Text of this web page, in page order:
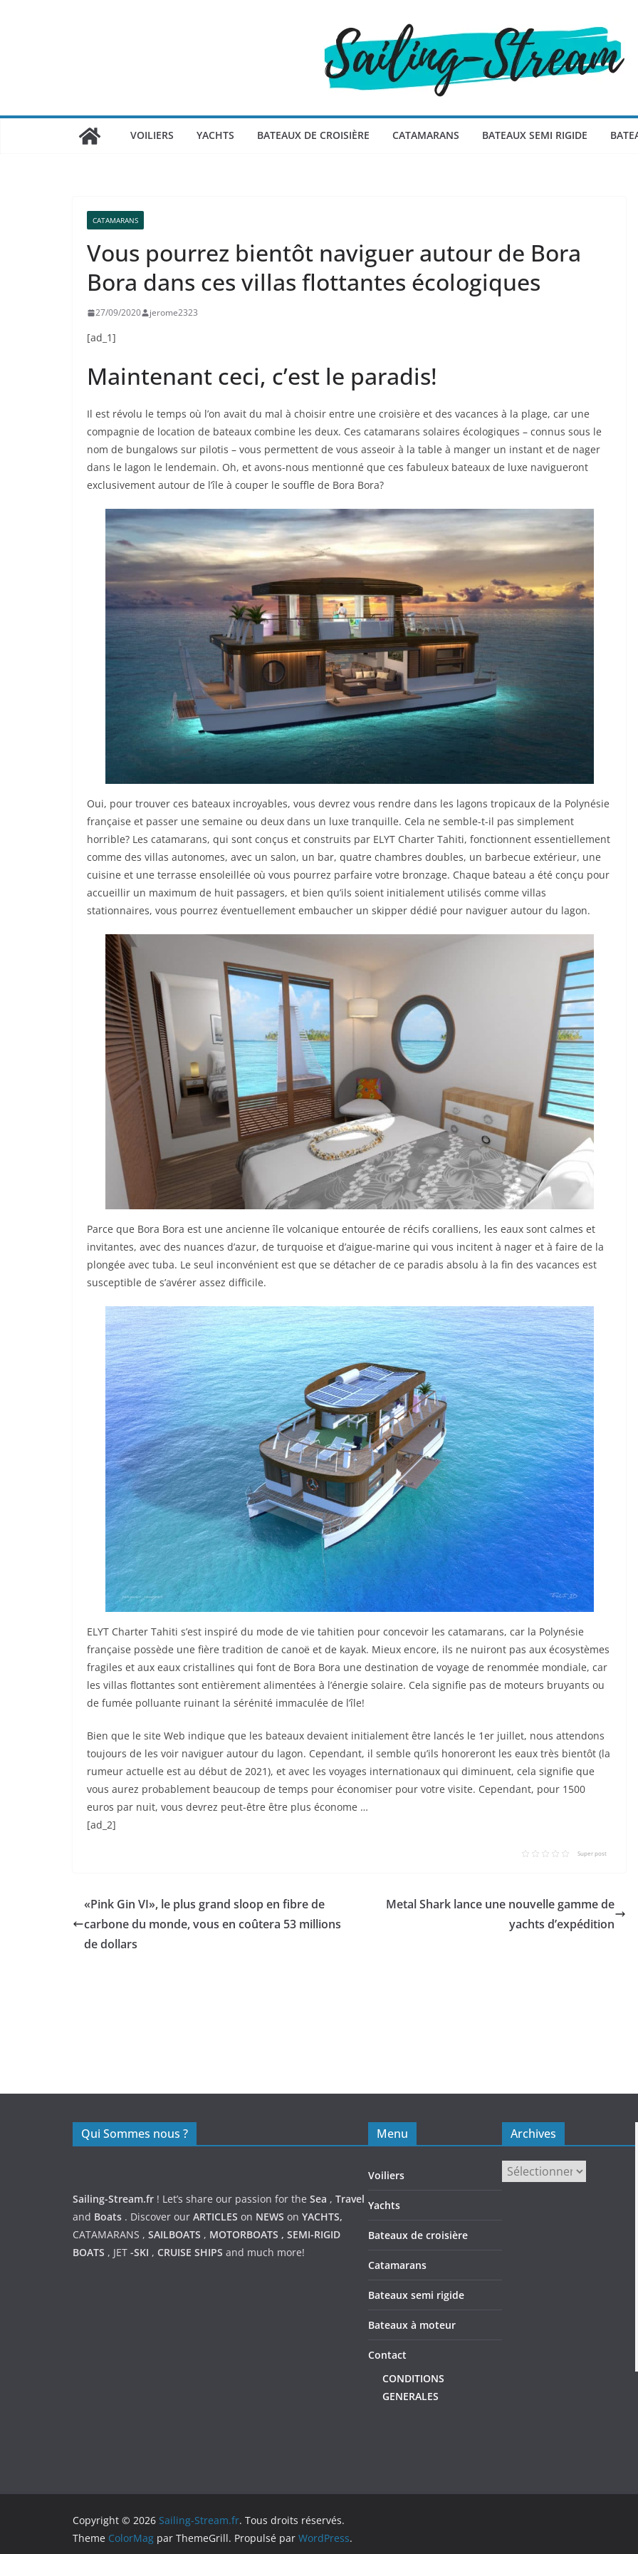
VOILIERS YACHTS BATEAUX DE CROISIÈRE CATAMARANS BATEAUX SEMI RIGIDE
CATAMARANS
Vous pourrez bientôt naviguer autour de Bora
Bora dans ces villas flottantes écologiques
27/09/2020 jerome2323
[ad_1]
Maintenant ceci, c’est le paradis!
Il est révolu le temps où l’on avait du mal à choisir entre une croisière et des vacances à la plage, car une
compagnie de location de bateaux combine les deux. Ces catamarans solaires écologiques – connus sous le
nom de bungalows sur pilotis – vous permettent de vous asseoir à la table à manger un instant et de nager
dans le lagon le lendemain. Oh, et avons-nous mentionné que ces fabuleux bateaux de luxe navigueront
exclusivement autour de l’île à couper le souffle de Bora Bora?
Oui, pour trouver ces bateaux incroyables, vous devrez vous rendre dans les lagons tropicaux de la Polynésie
française et passer une semaine ou deux dans un luxe tranquille. Cela ne semble-t-il pas simplement
horrible? Les catamarans, qui sont conçus et construits par ELYT Charter Tahiti, fonctionnent essentiellement
comme des villas autonomes, avec un salon, un bar, quatre chambres doubles, un barbecue extérieur, une
cuisine et une terrasse ensoleillée où vous pourrez parfaire votre bronzage. Chaque bateau a été conçu pour
accueillir un maximum de huit passagers, et bien qu’ils soient initialement utilisés comme villas
stationnaires, vous pourrez éventuellement embaucher un skipper dédié pour naviguer autour du lagon.
Parce que Bora Bora est une ancienne île volcanique entourée de récifs coralliens, les eaux sont calmes et
invitantes, avec des nuances d’azur, de turquoise et d’aigue-marine qui vous incitent à nager et à faire de la
plongée avec tuba. Le seul inconvénient est que se détacher de ce paradis absolu à la fin des vacances est
susceptible de s’avérer assez difficile.
ELYT Charter Tahiti s’est inspiré du mode de vie tahitien pour concevoir les catamarans, car la Polynésie
française possède une fière tradition de canoë et de kayak. Mieux encore, ils ne nuiront pas aux écosystèmes
fragiles et aux eaux cristallines qui font de Bora Bora une destination de voyage de renommée mondiale, car
les villas flottantes sont entièrement alimentées à l’énergie solaire. Cela signifie pas de moteurs bruyants ou
de fumée polluante ruinant la sérénité immaculée de l’île!
Bien que le site Web indique que les bateaux devaient initialement être lancés le 1er juillet, nous attendons
toujours de les voir naviguer autour du lagon. Cependant, il semble qu’ils honoreront les eaux très bientôt (la
rumeur actuelle est au début de 2021), et avec les voyages internationaux qui diminuent, cela signifie que
vous aurez probablement beaucoup de temps pour économiser pour votre visite. Cependant, pour 1500
euros par nuit, vous devrez peut-être être plus économe …
[ad_2]
Super post
«Pink Gin VI», le plus grand sloop en fibre de
carbone du monde, vous en coûtera 53 millions
de dollars
Metal Shark lance une nouvelle gamme de
yachts d’expédition
Qui Sommes nous ?
Sailing-Stream.fr ! Let’s share our passion for the Sea , Travel
and Boats . Discover our ARTICLES on NEWS on YACHTS,
CATAMARANS , SAILBOATS , MOTORBOATS , SEMI-RIGID
BOATS , JET -SKI , CRUISE SHIPS and much more!
Menu
Voiliers
Yachts
Bateaux de croisière
Catamarans
Bateaux semi rigide
Bateaux à moteur
Contact
CONDITIONS
GENERALES
Archives
Archives
Copyright © 2026 Sailing-Stream.fr. Tous droits réservés.
Theme ColorMag par ThemeGrill. Propulsé par WordPress.